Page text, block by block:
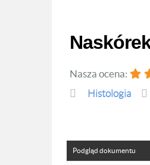
Nasza ocena:
Histologia
Podgląd dokumentu